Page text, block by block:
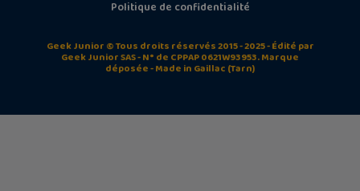
Politique de confidentialité
Geek Junior © Tous droits réservés 2015 - 2025 - Édité par
Geek Junior SAS - N° de CPPAP 0621W93953. Marque
déposée - Made in Gaillac (Tarn)